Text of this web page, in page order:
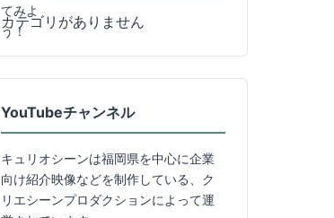
カテゴリがありません
YouTubeチャンネル
キュリオシーンは福岡県を中心に企業
向け紹介映像などを制作している、ク
リエシーンプロダクションによって運